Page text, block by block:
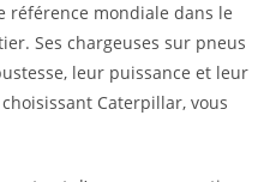
référence mondiale dans le
Ses chargeuses sur pneus
leur puissance et leur
Caterpillar, vous